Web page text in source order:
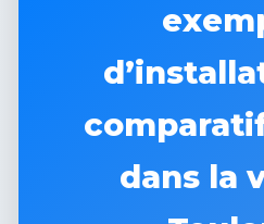
dans la